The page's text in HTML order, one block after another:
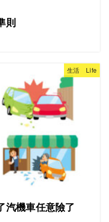
則
生活 Life
機車任意險了